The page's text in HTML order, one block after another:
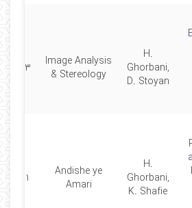
H.
Ghorbani,
D. Stoyan
Image Analysis
& Stereology
2003
H.
Ghorbani‎,
‎K. Shafie
‎Andishe‎ ‎ye
Amari‎
2001